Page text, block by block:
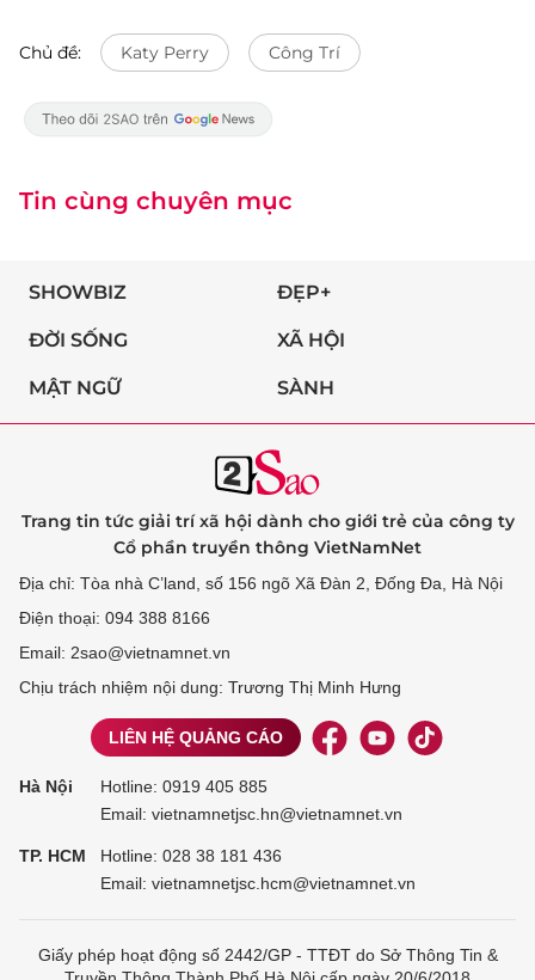
Chủ đề: Katy Perry Công Trí
Tin cùng chuyên mục
SHOWBIZ ĐẸP+
ĐỜI SỐNG XÃ HỘI
MẬT NGỮ SÀNH
Trang tin tức giải trí xã hội dành cho giới trẻ của công ty
Cổ phần truyền thông VietNamNet
Địa chỉ: Tòa nhà C’land, số 156 ngõ Xã Đàn 2, Đống Đa, Hà Nội
Điện thoại: 094 388 8166
Email: 2sao@vietnamnet.vn
Chịu trách nhiệm nội dung: Trương Thị Minh Hưng
LIÊN HỆ QUẢNG CÁO
Hà Nội Hotline: 0919 405 885
Email: vietnamnetjsc.hn@vietnamnet.vn
TP. HCM Hotline: 028 38 181 436
Email: vietnamnetjsc.hcm@vietnamnet.vn
Giấy phép hoạt động số 2442/GP - TTĐT do Sở Thông Tin &